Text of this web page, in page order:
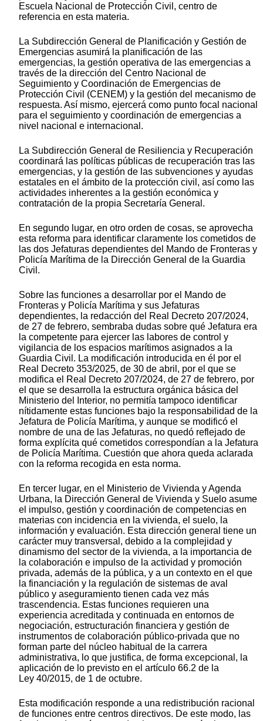
Escuela Nacional de Protección Civil, centro de
referencia en esta materia.
La Subdirección General de Planificación y Gestión de
Emergencias asumirá la planificación de las
emergencias, la gestión operativa de las emergencias a
través de la dirección del Centro Nacional de
Seguimiento y Coordinación de Emergencias de
Protección Civil (CENEM) y la gestión del mecanismo de
respuesta. Así mismo, ejercerá como punto focal nacional
para el seguimiento y coordinación de emergencias a
nivel nacional e internacional.
La Subdirección General de Resiliencia y Recuperación
coordinará las políticas públicas de recuperación tras las
emergencias, y la gestión de las subvenciones y ayudas
estatales en el ámbito de la protección civil, así como las
actividades inherentes a la gestión económica y
contratación de la propia Secretaría General.
En segundo lugar, en otro orden de cosas, se aprovecha
esta reforma para identificar claramente los cometidos de
las dos Jefaturas dependientes del Mando de Fronteras y
Policía Marítima de la Dirección General de la Guardia
Civil.
Sobre las funciones a desarrollar por el Mando de
Fronteras y Policía Marítima y sus Jefaturas
dependientes, la redacción del Real Decreto 207/2024,
de 27 de febrero, sembraba dudas sobre qué Jefatura era
la competente para ejercer las labores de control y
vigilancia de los espacios marítimos asignados a la
Guardia Civil. La modificación introducida en él por el
Real Decreto 353/2025, de 30 de abril, por el que se
modifica el Real Decreto 207/2024, de 27 de febrero, por
el que se desarrolla la estructura orgánica básica del
Ministerio del Interior, no permitía tampoco identificar
nítidamente estas funciones bajo la responsabilidad de la
Jefatura de Policía Marítima, y aunque se modificó el
nombre de una de las Jefaturas, no quedó reflejado de
forma explícita qué cometidos correspondían a la Jefatura
de Policía Marítima. Cuestión que ahora queda aclarada
con la reforma recogida en esta norma.
En tercer lugar, en el Ministerio de Vivienda y Agenda
Urbana, la Dirección General de Vivienda y Suelo asume
el impulso, gestión y coordinación de competencias en
materias con incidencia en la vivienda, el suelo, la
información y evaluación. Esta dirección general tiene un
carácter muy transversal, debido a la complejidad y
dinamismo del sector de la vivienda, a la importancia de
la colaboración e impulso de la actividad y promoción
privada, además de la pública, y a un contexto en el que
la financiación y la regulación de sistemas de aval
público y aseguramiento tienen cada vez más
trascendencia. Estas funciones requieren una
experiencia acreditada y continuada en entornos de
negociación, estructuración financiera y gestión de
instrumentos de colaboración público-privada que no
forman parte del núcleo habitual de la carrera
administrativa, lo que justifica, de forma excepcional, la
aplicación de lo previsto en el artículo 66.2 de la
Ley 40/2015, de 1 de octubre.
Esta modificación responde a una redistribución racional
de funciones entre centros directivos. De este modo, las